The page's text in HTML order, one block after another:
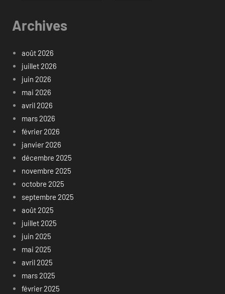
Archives
août 2026
juillet 2026
juin 2026
mai 2026
avril 2026
mars 2026
février 2026
janvier 2026
décembre 2025
novembre 2025
octobre 2025
septembre 2025
août 2025
juillet 2025
juin 2025
mai 2025
avril 2025
mars 2025
février 2025